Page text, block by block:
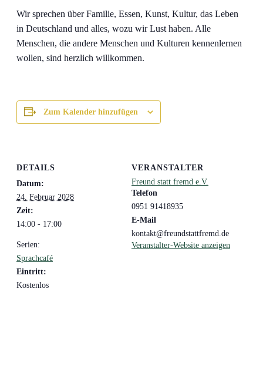
Wir sprechen über Familie, Essen, Kunst, Kultur, das Leben
in Deutschland und alles, wozu wir Lust haben. Alle
Menschen, die andere Menschen und Kulturen kennenlernen
wollen, sind herzlich willkommen.
Zum Kalender hinzufügen
DETAILS
Datum:
24. Februar 2028
Zeit:
14:00 - 17:00
Serien:
Sprachcafé
Eintritt:
Kostenlos
VERANSTALTER
Freund statt fremd e.V.
Telefon
0951 91418935
E-Mail
kontakt@freundstattfremd.de
Veranstalter-Website anzeigen